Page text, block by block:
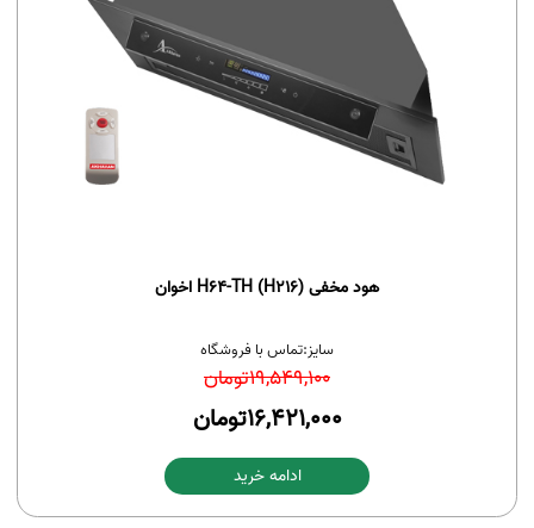
هود مخفی H64-TH (H216) اخوان
سایز:تماس با فروشگاه
19,549,100تومان
16,421,000تومان
ادامه خرید